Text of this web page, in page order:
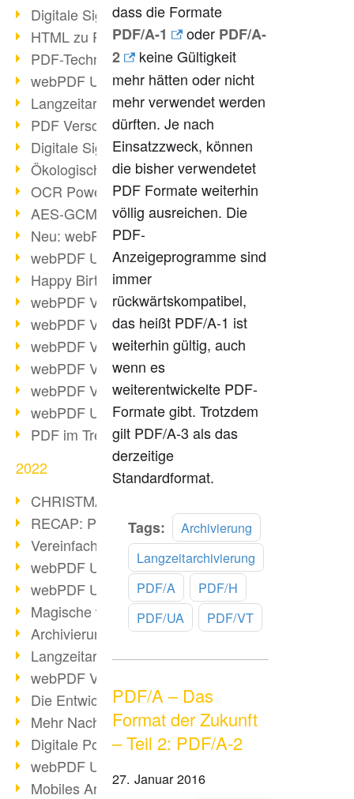
Digitale Signatur in PDF
HTML zu PDF
PDF-Techniken für Barrierefreiheit
webPDF Update 9.0.0.3149
Langzeitarchivierung mit PDF/A
PDF Verschlüsselung
Digitale Signaturen
Ökologischen Abdruck reduzieren
OCR Power für Profis
AES-GCM-Unterstützung (PDF 2.0)
Neu: webPDF Developer Hub
webPDF Update 9.0.0.2898
Happy Birthday, PDF!
webPDF Video-Session 4
webPDF Video-Session 3
webPDF Video-Session 2
webPDF Video-Session 1
webPDF Video-Session Termine
webPDF Update 9.0.0.2843
PDF im Trend
2022
CHRISTMAS 2022 loading
RECAP: PDF Days Europe 2022
Vereinfachung Personalprozesse
webPDF Update 8.0.0.2727
webPDF Update 9.0.0.2732
Magische webPDF Version 9
Archivierung: Aufbewahrungsfristen
Langzeitarchivierung mit PDF/A
webPDF Video - Behind the Scenes
Die Entwicklung von PDF/X
Mehr Nachhaltigkeit durch PDF
Digitale Post als PDF/A
webPDF Update 8.0.0.2531
Mobiles Arbeiten mit PDF
dass die Formate
PDF/A-1
oder PDF/A-
2
keine Gültigkeit
mehr hätten oder nicht
mehr verwendet werden
dürften. Je nach
Einsatzzweck, können
die bisher verwendetet
PDF Formate weiterhin
völlig ausreichen. Die
PDF-
Anzeigeprogramme sind
immer
rückwärtskompatibel,
das heißt PDF/A-1 ist
weiterhin gültig, auch
wenn es
weiterentwickelte PDF-
Formate gibt. Trotzdem
gilt PDF/A-3 als das
derzeitige
Standardformat.
Tags:
Archivierung
Langzeitarchivierung
PDF/A
PDF/H
PDF/UA
PDF/VT
PDF/A – Das
Format der Zukunft
– Teil 2: PDF/A-2
27. Januar 2016